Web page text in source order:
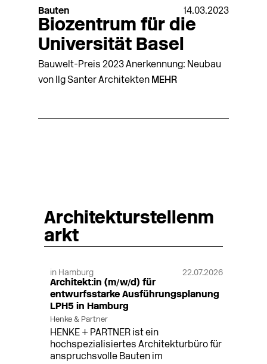
Bauten 14.03.2023
Biozentrum für die
Universität Basel
Bauwelt-Preis 2023 Anerkennung: Neubau
von Ilg Santer Architekten MEHR
Architekturstellenm
arkt
in Hamburg 22.07.2026
Architekt:in (m/w/d) für
entwurfsstarke Ausführungsplanung
LPH5 in Hamburg
Henke & Partner
HENKE + PARTNER ist ein
hochspezialisiertes Architekturbüro für
anspruchsvolle Bauten im